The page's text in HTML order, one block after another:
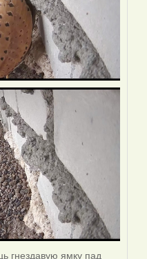
гнездавую ямку пад